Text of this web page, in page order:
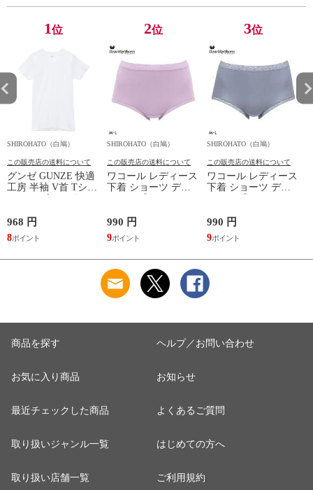
1位
SHIROHATO（白鳩）
この販売店の送料について
グンゼ GUNZE 快適
工房 半袖 V首 Tシャ
ツ メンズ インナー
本製 抗菌防臭
968 円
8
2位
SHIROHATO（白鳩）
この販売店の送料について
ワコール レディース
下着 ショーツ ディ
アヒップショーツ
スタンダード ノーマ
ルショーツ ML
Wacoal
990 円
9
3位
SHIROHATO（白鳩）
この販売店の送料について
ワコール レディース
下着 ショーツ ディ
アヒップショーツ
スタンダード ノーマ
ルショーツ ML
Wacoal
990 円
9
商品を探す
お気に入り商品
最近チェックした商品
取り扱いジャンル一覧
取り扱い店舗一覧
ヘルプ／お問い合わせ
お知らせ
よくあるご質問
はじめての方へ
ご利用規約